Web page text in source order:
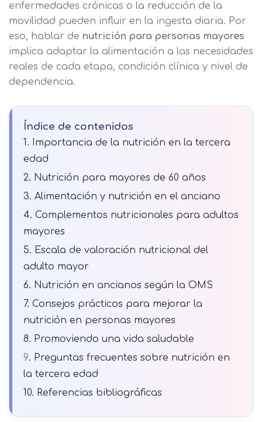
enfermedades crónicas o la reducción de la
movilidad pueden influir en la ingesta diaria. Por
eso, hablar de nutrición para personas mayores
implica adaptar la alimentación a las necesidades
reales de cada etapa, condición clínica y nivel de
dependencia.
Índice de contenidos
1. Importancia de la nutrición en la tercera
edad
2. Nutrición para mayores de 60 años
3. Alimentación y nutrición en el anciano
4. Complementos nutricionales para adultos
mayores
5. Escala de valoración nutricional del
adulto mayor
6. Nutrición en ancianos según la OMS
7. Consejos prácticos para mejorar la
nutrición en personas mayores
8. Promoviendo una vida saludable
9. Preguntas frecuentes sobre nutrición en
la tercera edad
10. Referencias bibliográficas